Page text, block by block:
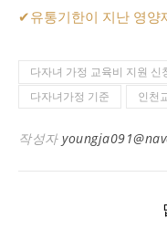
✔유통기한이 지난 영
다자녀 가정 교육비 지원 신
다자녀가정 기준
인천
작성자